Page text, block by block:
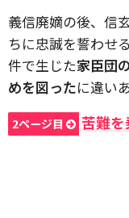
義信廃嫡の後、信
ちに忠誠を誓わせ
件で生じた家臣団
めを図ったに違い
2ページ目 苦難